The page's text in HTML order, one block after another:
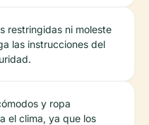
restringidas ni moleste
las instrucciones del
y ropa
el clima, ya que los